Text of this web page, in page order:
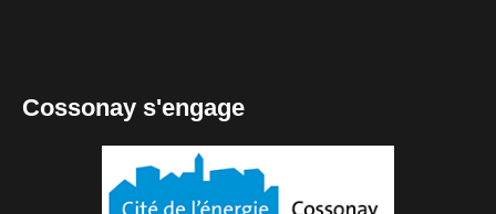
Cossonay s'engage